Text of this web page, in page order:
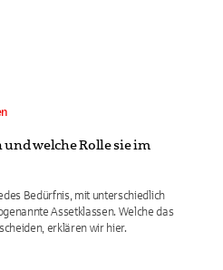
und welche Rolle sie im
Bedürfnis, mit unterschiedlich
Assetklassen. Welche das
erklären wir hier.